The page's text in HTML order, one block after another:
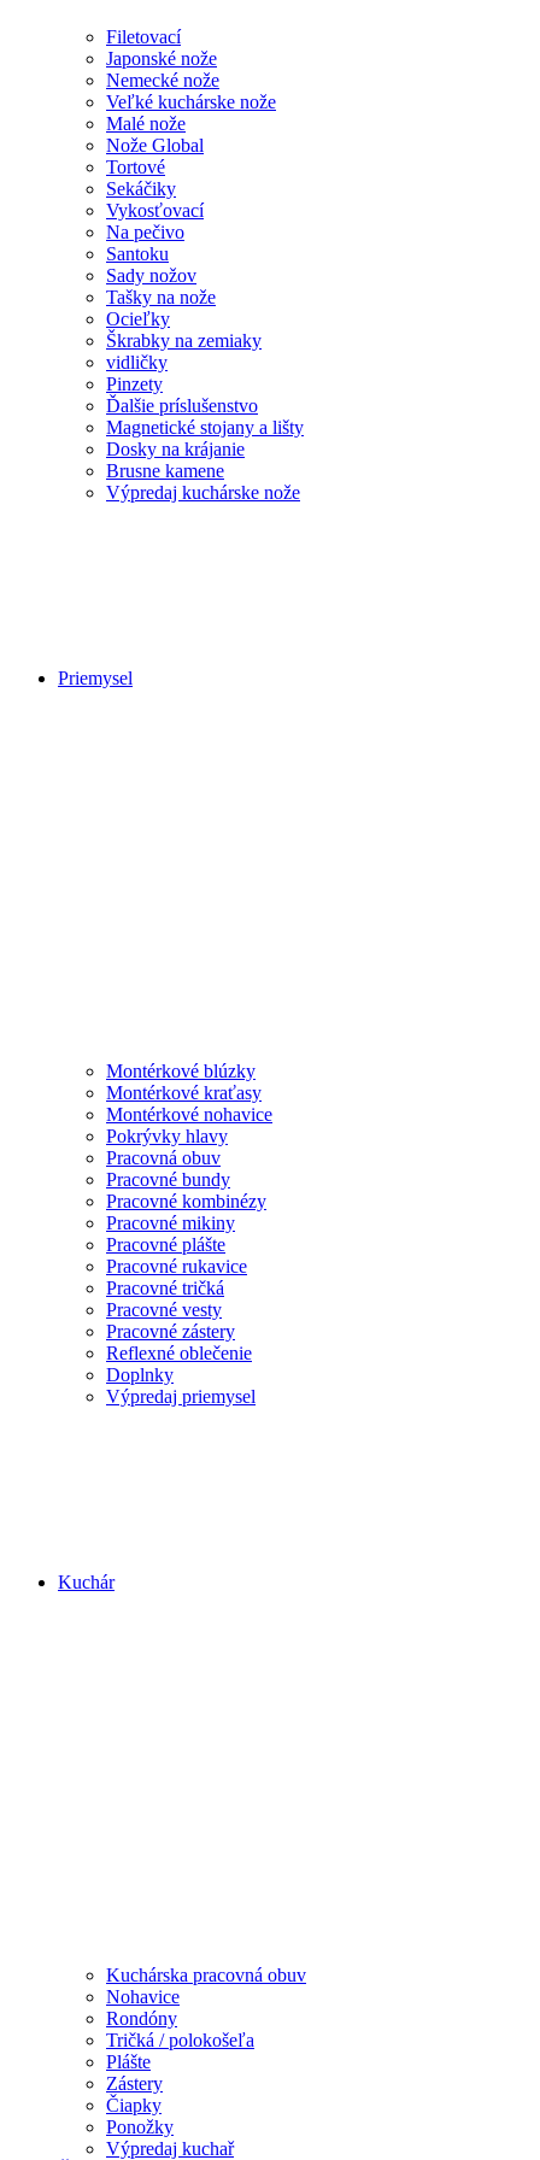
Filetovací
Japonské nože
Nemecké nože
Veľké kuchárske nože
Malé nože
Nože Global
Tortové
Sekáčiky
Vykosťovací
Na pečivo
Santoku
Sady nožov
Tašky na nože
Ocieľky
Škrabky na zemiaky
vidličky
Pinzety
Ďalšie príslušenstvo
Magnetické stojany a lišty
Dosky na krájanie
Brusne kamene
Výpredaj kuchárske nože
Priemysel
Montérkové blúzky
Montérkové kraťasy
Montérkové nohavice
Pokrývky hlavy
Pracovná obuv
Pracovné bundy
Pracovné kombinézy
Pracovné mikiny
Pracovné plášte
Pracovné rukavice
Pracovné tričká
Pracovné vesty
Pracovné zástery
Reflexné oblečenie
Doplnky
Výpredaj priemysel
Kuchár
Kuchárska pracovná obuv
Nohavice
Rondóny
Tričká / polokošeľa
Plášte
Zástery
Čiapky
Ponožky
Výpredaj kuchař